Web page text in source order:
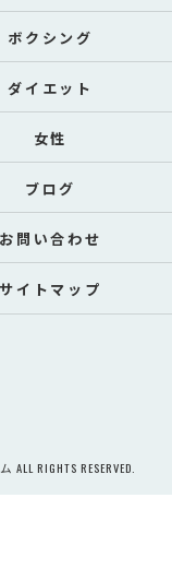
ボクシング
ダイエット
女性
ブログ
お問い合わせ
サイトマップ
RIGHTS RESERVED.